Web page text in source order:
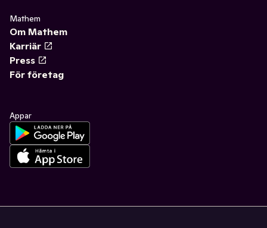
Mathem
Om Mathem
Karriär
Press
För företag
Appar